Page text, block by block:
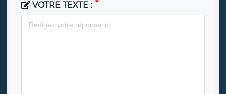
VOTRE TEXTE :